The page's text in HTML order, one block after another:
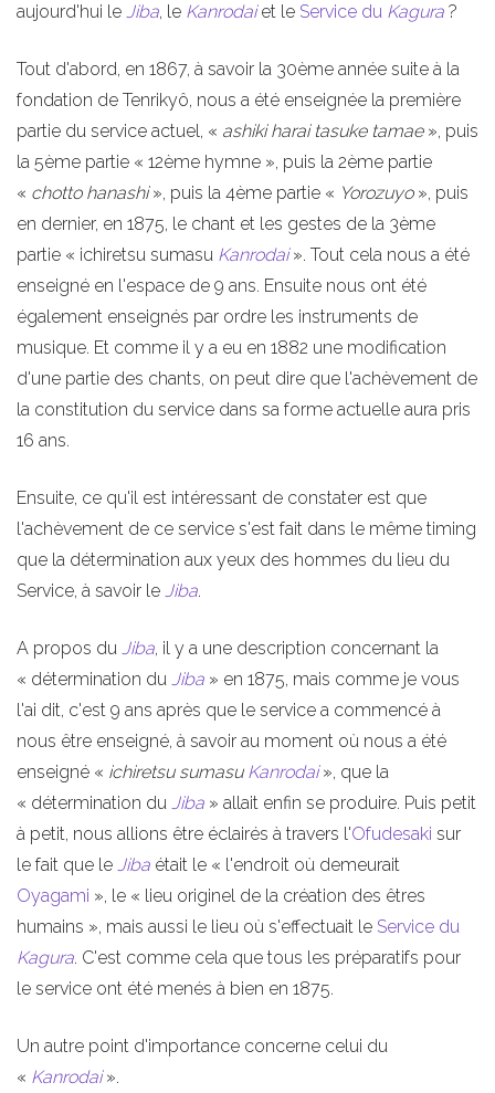
aujourd'hui le Jiba, le Kanrodaiet le Service du Kagura ?
Tout d'abord, en 1867, à savoir la 30ème année suite à la
fondation de Tenrikyô, nous a été enseignée la première
partie du service actuel, « ashiki harai tasuke tamae», puis
la 5ème partie « 12ème hymne », puis la 2ème partie
« chotto hanashi», puis la 4ème partie « Yorozuyo», puis
en dernier, en 1875, le chant et les gestes de la 3ème
partie « ichiretsu sumasu Kanrodai». Tout cela nous a été
enseigné en l'espace de 9 ans. Ensuite nous ont été
également enseignés par ordre les instruments de
musique. Et comme il y a eu en 1882 une modification
d'une partie des chants, on peut dire que l'achèvement de
la constitution du service dans sa forme actuelle aura pris
16 ans.
Ensuite, ce qu'il est intéressant de constater est que
l'achèvement de ce service s'est fait dans le même timing
que la détermination aux yeux des hommes du lieu du
Service, à savoir le Jiba.
A propos du Jiba, il y a une description concernant la
« détermination du Jiba » en 1875, mais comme je vous
l'ai dit, c'est 9 ans après que le service a commencé à
nous être enseigné, à savoir au moment où nous a été
enseigné « ichiretsu sumasu Kanrodai», que la
« détermination du Jiba » allait enfin se produire. Puis petit
à petit, nous allions être éclairés à travers l'Ofudesaki sur
le fait que le Jiba était le « l'endroit où demeurait
Oyagami », le « lieu originel de la création des êtres
humains », mais aussi le lieu où s'effectuait le Service du
Kagura. C'est comme cela que tous les préparatifs pour
le service ont été menés à bien en 1875.
Un autre point d'importance concerne celui du
« Kanrodai».